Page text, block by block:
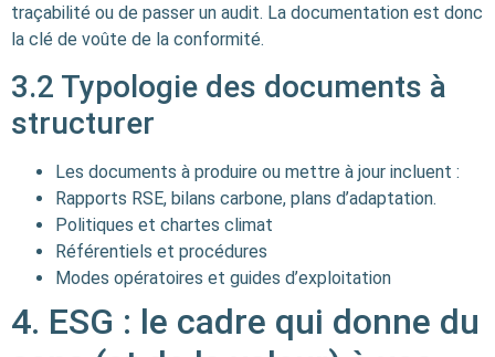
traçabilité ou de passer un audit. La documentation est donc
la clé de voûte de la conformité.
3.2 Typologie des documents à
structurer
Les documents à produire ou mettre à jour incluent :
Rapports RSE, bilans carbone, plans d’adaptation.
Politiques et chartes climat
Référentiels et procédures
Modes opératoires et guides d’exploitation
4. ESG : le cadre qui donne du